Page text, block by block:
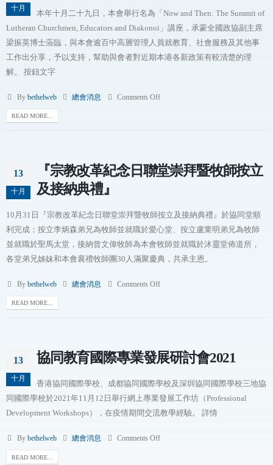
十月
本年十月二十九日，本會舉行名為「Now and Then: The Summit of
Lutheran Churchmen, Educators and Diakonoi」講座，承蒙全國政協副主席
梁振英博士蒞臨，與本會逾百中高層管理人員就教育、社會服務及其他事
工作出分享，予以支持，幫助與會者對近期本港各新政策有較清楚的理
解。 按鈕文字
By bethelweb 總會消息 Comments Off
READ MORE...
13
十月
『宗教改革紀念日聯堂崇拜暨牧師按立
及接納典禮』
10月31日『宗教改革紀念日聯堂崇拜暨牧師按立及接納典禮』於協同堂順
利完成；按立李炳森弟兄為牧師並就職於愛心堂、按立盧業明弟兄為牧師
並就職於聖馬太堂，接納曾文偉牧師為本會牧師並就職於沐靈堂佈道所，
各堂弟兄姊妹和本會襄禮牧師團30人滿聚慶典，共承主恩。
By bethelweb 總會消息 Comments Off
READ MORE...
13
十月
協同教育國際專業發展研討會2021
香港協同國際學校、成都協同國際學校及深圳協同國際學校三地協
同國際學校於2021年11月12日舉行網上專業發展工作坊（Professional
Development Workshops），在疫情期間交流教學經驗。 詳情
By bethelweb 總會消息 Comments Off
READ MORE...